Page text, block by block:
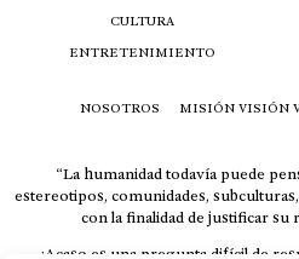
CULTURA
ENTRETENIMIENTO
NOSOTROS MISIÓN VISIÓN
“La humanidad todavía puede
estereotipos, comunidades,
con la finalidad de justificar su
¿Acaso es una pregunta difícil de